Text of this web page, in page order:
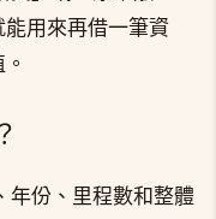
用來再借一筆資
年份、里程數和整體